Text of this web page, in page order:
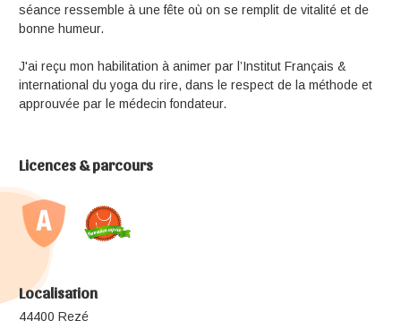
séance ressemble à une fête où on se remplit de vitalité et de
bonne humeur.
J'ai reçu mon habilitation à animer par l’Institut Français &
international du yoga du rire, dans le respect de la méthode et
approuvée par le médecin fondateur.
Licences & parcours
Localisation
44400 Rezé